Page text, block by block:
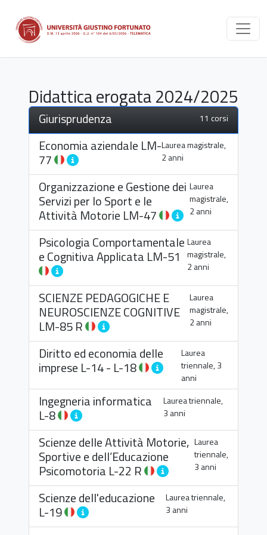
Didattica erogata 2024/2025
Giurisprudenza 11 corsi
Economia aziendale LM-
77
Laurea magistrale,
2 anni
Organizzazione e Gestione dei
Servizi per lo Sport e le
Attività Motorie LM-47
Laurea
magistrale,
2 anni
Psicologia Comportamentale
e Cognitiva Applicata LM-51
Laurea
magistrale,
2 anni
SCIENZE PEDAGOGICHE E
NEUROSCIENZE COGNITIVE
LM-85 R
Laurea
magistrale,
2 anni
Diritto ed economia delle
imprese L-14- L-18
Laurea
triennale, 3
anni
Ingegneria informatica
L-8
Laurea triennale,
3 anni
Scienze delle Attività Motorie,
Sportive e dell’Educazione
Psicomotoria L-22 R
Laurea
triennale,
3 anni
Scienze dell'educazione
L-19
Laurea triennale,
3 anni